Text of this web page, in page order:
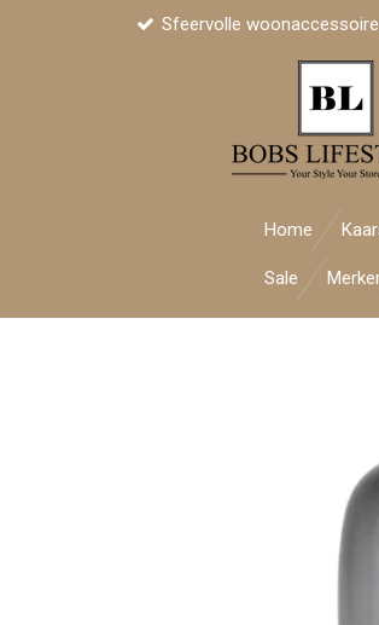
Sfeervolle
Home
Sale